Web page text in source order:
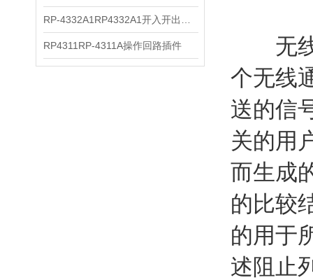
RP4311RP-4311A操作回路插件
无线
个无线
送的信
关的用
而生成
的比较
的用于
述阻止